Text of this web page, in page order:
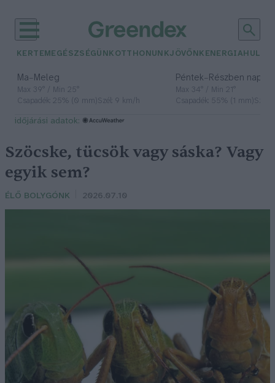
KERTEM EGÉSZSÉGÜNK OTTHONUNKJÖVŐNK ENERGIA
Ma– Meleg
Max 39° / Min 25°
Csapadék: 25% (0 mm)Szél: 9 km/h
Péntek– Részben
Max 34° / Min 21°
Csapadék: 55% (1 mm)Szél:
időjárási adatok:
Szöcske, tücsök vagy sáska? Vagy
egyik sem?
ÉLŐ BOLYGÓNK 2026.07.10